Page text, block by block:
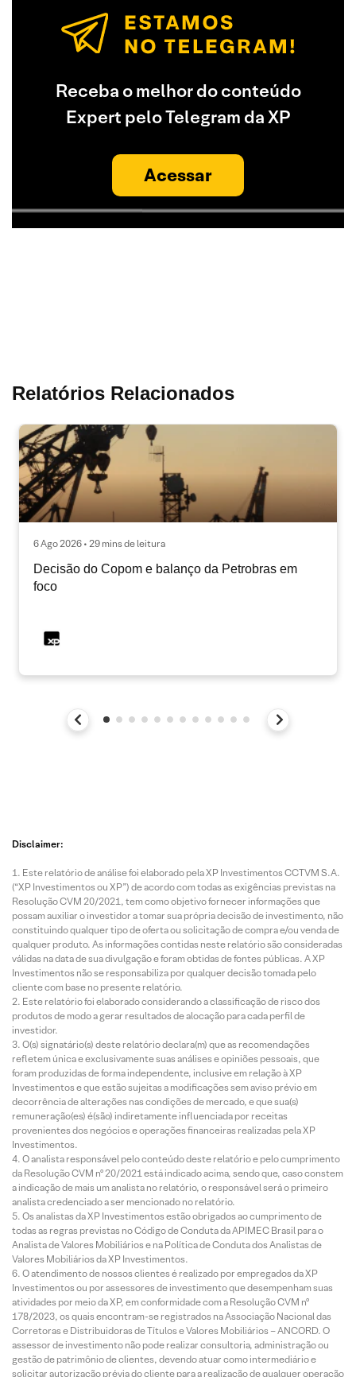
Receba o melhor do conteúdo
Expert pelo Telegram da XP
Acessar
Relatórios Relacionados
6 Ago 2026 • 29 mins de leitura
Decisão do Copom e balanço da Petrobras em
foco
Disclaimer:
Este relatório de análise foi elaborado pela XP Investimentos CCTVM S.A.
(“XP Investimentos ou XP”) de acordo com todas as exigências previstas na
Resolução CVM 20/2021, tem como objetivo fornecer informações que
possam auxiliar o investidor a tomar sua própria decisão de investimento, não
constituindo qualquer tipo de oferta ou solicitação de compra e/ou venda de
qualquer produto. As informações contidas neste relatório são consideradas
válidas na data de sua divulgação e foram obtidas de fontes públicas. A XP
Investimentos não se responsabiliza por qualquer decisão tomada pelo
cliente com base no presente relatório.
Este relatório foi elaborado considerando a classificação de risco dos
produtos de modo a gerar resultados de alocação para cada perfil de
investidor.
O(s) signatário(s) deste relatório declara(m) que as recomendações
refletem única e exclusivamente suas análises e opiniões pessoais, que
foram produzidas de forma independente, inclusive em relação à XP
Investimentos e que estão sujeitas a modificações sem aviso prévio em
decorrência de alterações nas condições de mercado, e que sua(s)
remuneração(es) é(são) indiretamente influenciada por receitas
provenientes dos negócios e operações financeiras realizadas pela XP
Investimentos.
O analista responsável pelo conteúdo deste relatório e pelo cumprimento
da Resolução CVM nº 20/2021 está indicado acima, sendo que, caso constem
a indicação de mais um analista no relatório, o responsável será o primeiro
analista credenciado a ser mencionado no relatório.
Os analistas da XP Investimentos estão obrigados ao cumprimento de
todas as regras previstas no Código de Conduta da APIMEC Brasil para o
Analista de Valores Mobiliários e na Política de Conduta dos Analistas de
Valores Mobiliários da XP Investimentos.
O atendimento de nossos clientes é realizado por empregados da XP
Investimentos ou por assessores de investimento que desempenham suas
atividades por meio da XP, em conformidade com a Resolução CVM nº
178/2023, os quais encontram-se registrados na Associação Nacional das
Corretoras e Distribuidoras de Títulos e Valores Mobiliários – ANCORD. O
assessor de investimento não pode realizar consultoria, administração ou
gestão de patrimônio de clientes, devendo atuar como intermediário e
solicitar autorização prévia do cliente para a realização de qualquer operação